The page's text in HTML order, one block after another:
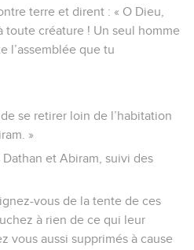
terre et dirent : « O Dieu,
toute créature ! Un seul homme
l’assemblée que tu
se retirer loin de l’habitation
»
et Abiram, suivi des
vous de la tente de ces
à rien de ce qui leur
vous aussi supprimés à cause